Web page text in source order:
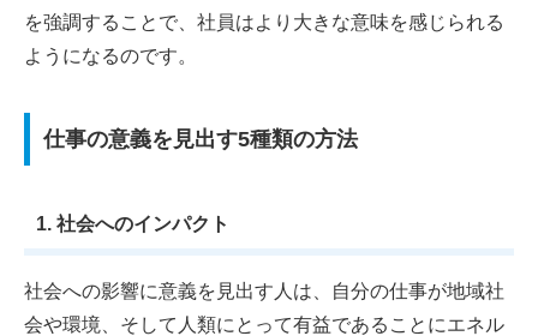
を強調することで、社員はより大きな意味を感じられる
ようになるのです。
仕事の意義を見出す5種類の方法
1. 社会へのインパクト
社会への影響に意義を見出す人は、自分の仕事が地域社
会や環境、そして人類にとって有益であることにエネル